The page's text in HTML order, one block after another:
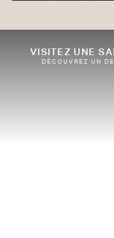
VISITEZ UNE
DÉCOUVREZ UN